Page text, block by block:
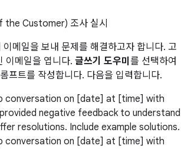
the Customer) 조사 실시
메일을 보내 문제를 해결하고자 합니다. 고
이메일을 엽니다. 글쓰기 도우미 를 선택하여
프트를 작성합니다. 다음을 입력합니다.
conversation on [date] at [time] with
negative feedback to understand
resolutions. Include example solutions.
conversation on [date] at [time] with